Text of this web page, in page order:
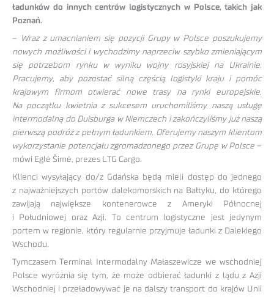
ładunków do innych centrów logistycznych w Polsce, takich jak
Poznań.
–
Wraz z umacnianiem się pozycji Grupy w Polsce poszukujemy
nowych możliwości i wychodzimy naprzeciw szybko zmieniającym
się potrzebom rynku w wyniku wojny rosyjskiej na Ukrainie.
Pracujemy, aby pozostać silną częścią logistyki kraju i pomóc
krajowym firmom otwierać nowe trasy na rynki europejskie.
Na początku kwietnia z sukcesem uruchomiliśmy naszą usługę
intermodalną do Duisburga w Niemczech i zakończyliśmy już naszą
pierwszą podróż z pełnym ładunkiem. Oferujemy naszym klientom
wykorzystanie potencjału zgromadzonego przez Grupę w Polsce –
mówi Eglė Šimė, prezes LTG Cargo.
Klienci wysyłający do/z Gdańska będą mieli dostęp do jednego
z najważniejszych portów dalekomorskich na Bałtyku, do którego
zawijają największe kontenerowce z Ameryki Północnej
i Południowej oraz Azji. To centrum logistyczne jest jedynym
portem w regionie, który regularnie przyjmuje ładunki z Dalekiego
Wschodu.
Tymczasem Terminal Intermodalny Małaszewicze we wschodniej
Polsce wyróżnia się tym, że może odbierać ładunki z lądu z Azji
Wschodniej i przeładowywać je na dalszy transport do krajów Unii